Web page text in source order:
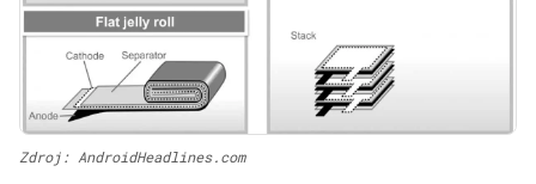
Zdroj: AndroidHeadlines.com